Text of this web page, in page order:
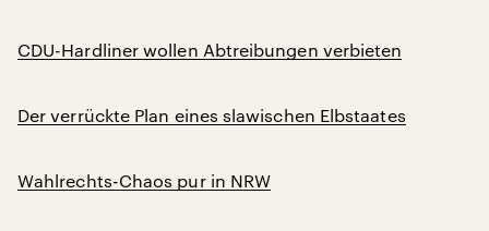
CDU-Hardliner wollen Abtreibungen verbieten
Der verrückte Plan eines slawischen Elbstaates
Wahlrechts-Chaos pur in NRW